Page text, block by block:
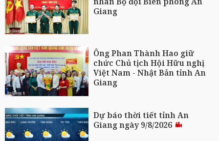
Giang
Ông Phan Thành Hao giữ
chức Chủ tịch Hội Hữu nghị
Việt Nam - Nhật Bản tỉnh An
Giang
Dự báo thời tiết tỉnh An
Giang ngày 9/8/2026